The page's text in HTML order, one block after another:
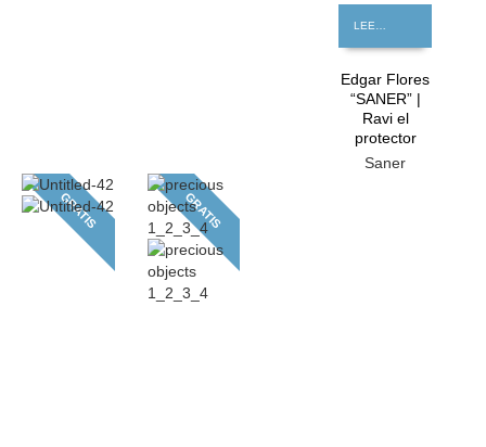
Edgar Flores
“SANER” |
Ravi el
protector
Saner
GRATIS GRATIS